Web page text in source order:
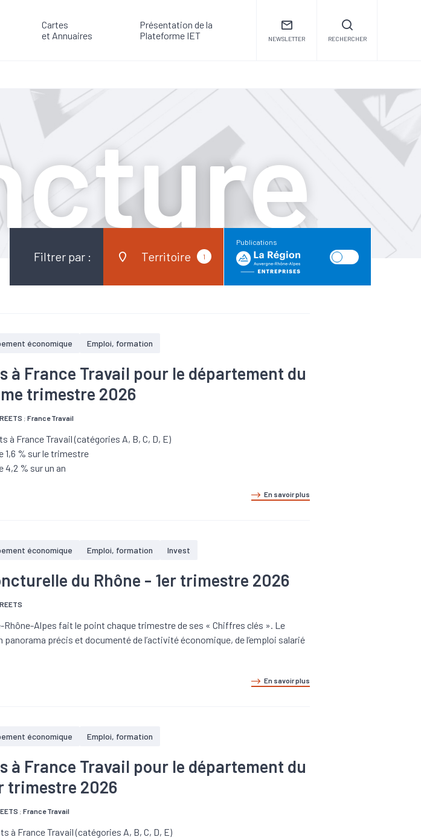
Cartes
et Annuaires
Présentation de la
Plateforme IET
NEWSLETTER RECHERCHER
Filtrer par : Territoire 1
Publications
économique Emploi, formation
à France Travail pour le département du
trimestre 2026
;France Travail
à France Travail (catégories A, B, C, D, E)
1,6 % sur le trimestre
4,2 % sur un an
En savoir plus
économique Emploi, formation Invest
du Rhône - 1er trimestre 2026
Rhône-Alpes fait le point chaque trimestre de ses « Chiffres clés ». Le
panorama précis et documenté de l’activité économique, de l’emploi salarié
En savoir plus
économique Emploi, formation
à France Travail pour le département du
trimestre 2026
;France Travail
à France Travail (catégories A, B, C, D, E)